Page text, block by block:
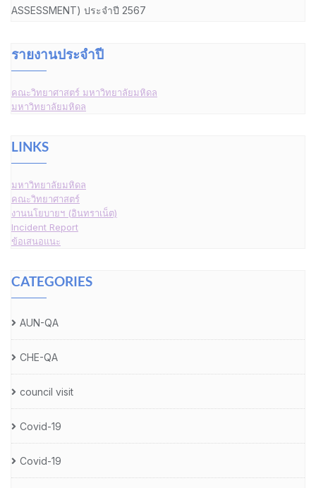
ASSESSMENT) ประจำปี 2567
รายงานประจำปี
คณะวิทยาศาสตร์ มหาวิทยาลัยมหิดล
มหาวิทยาลัยมหิดล
LINKS
มหาวิทยาลัยมหิดล
คณะวิทยาศาสตร์
งานนโยบายฯ (อินทราเน็ต)
Incident Report
ข้อเสนอแนะ
CATEGORIES
AUN-QA
CHE-QA
council visit
Covid-19
Covid-19